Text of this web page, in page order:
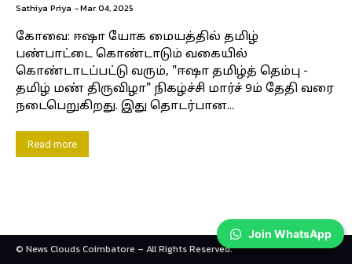
Sathiya Priya -Mar 04, 2025
கோவை: ஈஷா யோக மையத்தில் தமிழ்
பண்பாட்டை கொண்டாடும் வகையில்
கொண்டாடப்பட்டு வரும், "ஈஷா தமிழ்த் தெம்பு -
தமிழ் மண் திருவிழா" நிகழ்ச்சி மார்ச் 9ம் தேதி வரை
நடைபெறுகிறது. இது தொடர்பான...
Read more
© News Clouds Coimbatore – All Rights Reserved.
Join WhatsApp